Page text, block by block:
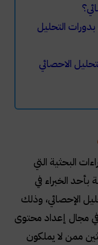
التحليل
الاحصائي
البحثية التي
بأحد الخبراء في
الإحصائي، وذلك
مجال إعداد محتوى
ممن لا يملكون